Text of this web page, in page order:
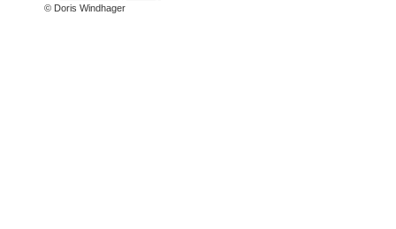
© Doris Windhager